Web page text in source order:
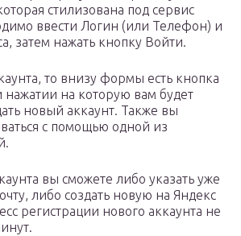
стилизована под сервис
ввести Логин (или Телефон) и
затем нажать кнопку Войти.
то внизу формы есть кнопка
нажатии на которую вам будет
новый аккаунт. Также вы
с помощью одной из
вы сможете либо указать уже
либо создать новую на Яндекс
регистрации нового аккаунта не